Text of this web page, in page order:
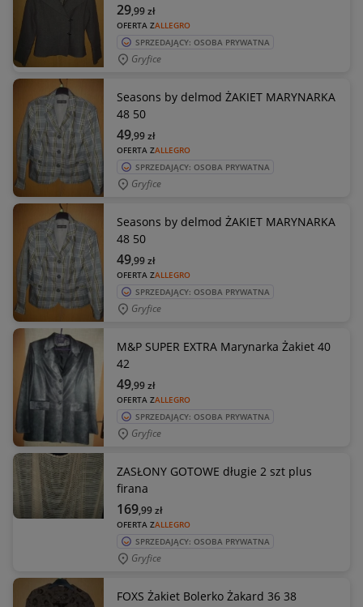
OFERTA ZALLEGRO
29,99zł
SPRZEDAJĄCY: OSOBA PRYWATNA
Gryfice
Seasons by delmod ŻAKIET MARYNARKA
48 50
OFERTA ZALLEGRO
49,99zł
SPRZEDAJĄCY: OSOBA PRYWATNA
Gryfice
Seasons by delmod ŻAKIET MARYNARKA
48 50
OFERTA ZALLEGRO
49,99zł
SPRZEDAJĄCY: OSOBA PRYWATNA
Gryfice
M&P SUPER EXTRA Marynarka Żakiet 40
42
OFERTA ZALLEGRO
49,99zł
SPRZEDAJĄCY: OSOBA PRYWATNA
Gryfice
ZASŁONY GOTOWE długie 2 szt plus
firana
OFERTA ZALLEGRO
169,99zł
SPRZEDAJĄCY: OSOBA PRYWATNA
Gryfice
FOXS Żakiet Bolerko Żakard 36 38